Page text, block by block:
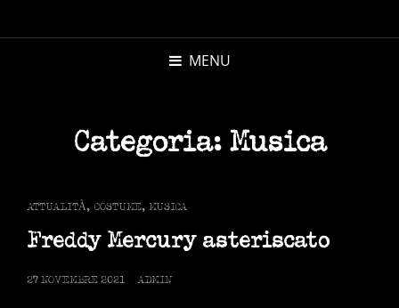
MENU
Categoria: Musica
CAT
LINKS
ATTUALITÀ, COSTUME, MUSICA
Freddy Mercury asteriscato
POSTED
27 NOVEMBRE 2021 ADMIN